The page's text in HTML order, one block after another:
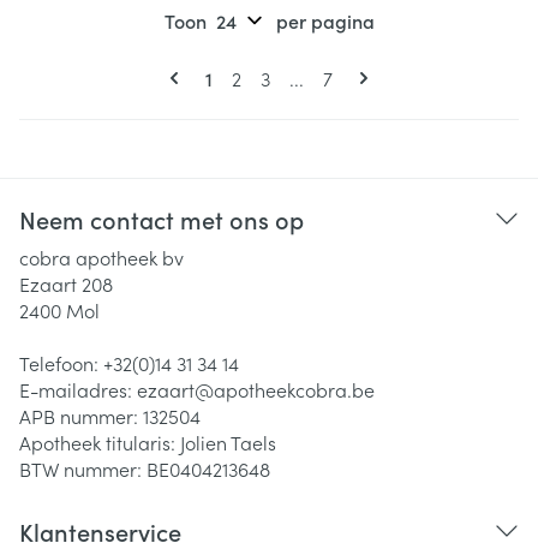
Pagina's
U lees momenteel pagina
1 Pagina
2 Pagina
3 ... Pagina
7
Toon per pagina
Neem contact met ons op
cobra apotheek bv
Ezaart 208
2400 Mol
Telefoon: +32(0)14 31 34 14
E-mailadres: ezaart@apotheekcobra.be
APB nummer: 132504
Apotheek titularis: Jolien Taels
BTW nummer: BE0404213648
Klantenservice